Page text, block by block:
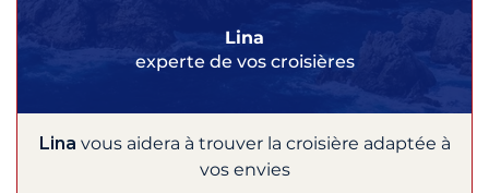
Lina
experte de vos croisières
Lina vous aidera à trouver la croisière adaptée à
vos envies